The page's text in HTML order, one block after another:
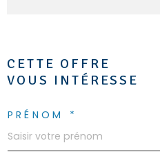
CETTE OFFRE
VOUS INTÉRESSE
PRÉNOM *